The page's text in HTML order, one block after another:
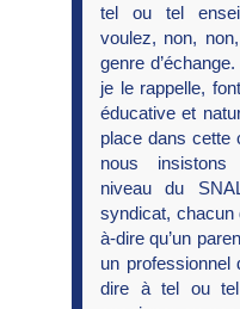
tel ou tel
voulez, non,
genre
je le rappelle,
éducative et
place dans cette
nous
niveau du
syndicat, chacun
à-dire qu’un
un professionnel
dire à tel ou tel